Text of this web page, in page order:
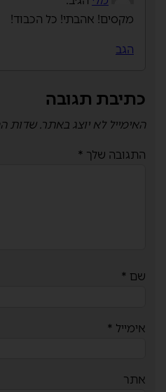
מקסים! אהבתי! כל הכבוד!
הגב
כתיבת תגובה
האימייל לא יוצג באתר. שדות
התגובה שלך *
שם *
אימייל *
אתר